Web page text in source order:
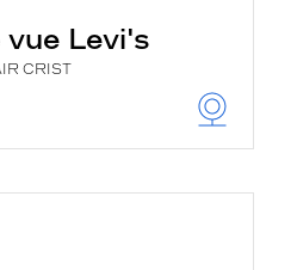
Levi's
CRIST